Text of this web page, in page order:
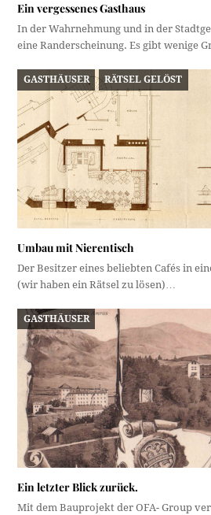
Ein vergessenes Gasthaus
In der Wahrnehmung und in der
eine Randerscheinung. Es gibt wenige
GASTHÄUSER RÄTSEL GELÖST
Umbau mit Nierentisch
Der Besitzer eines beliebten Cafés in
(wir haben ein Rätsel zu lösen)…
GASTHÄUSER
Ein letzter Blick zurück.
Mit dem Bauprojekt der OFA- Group